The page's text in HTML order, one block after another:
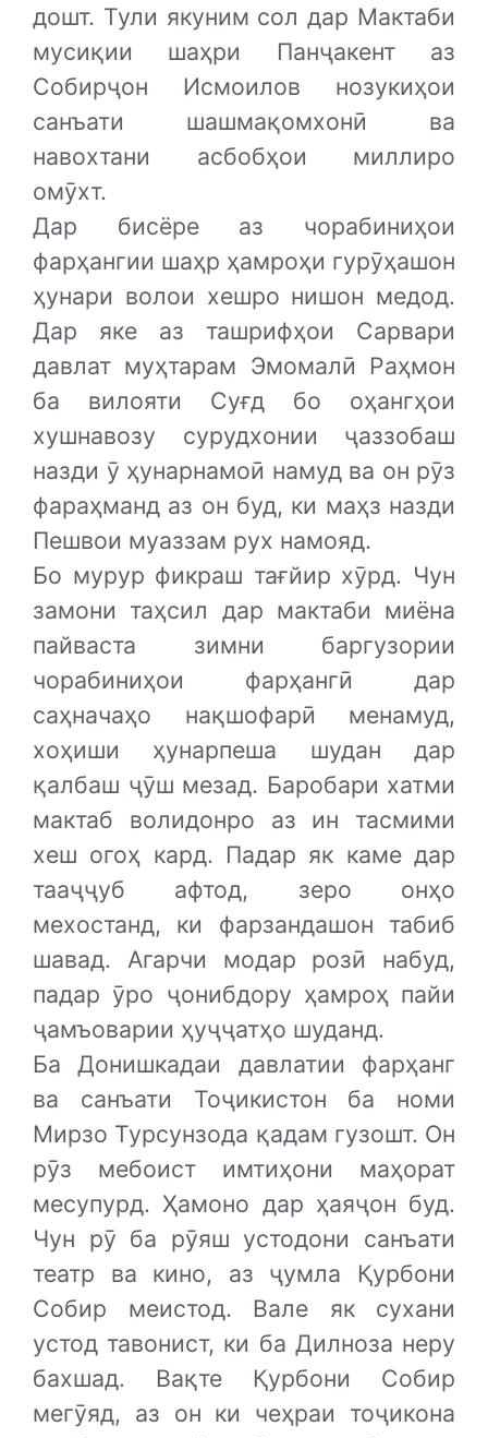
дошт. Тули якуним сол дар Мактаби
мусиқии шаҳри Панҷакент аз
Собирҷон Исмоилов нозукиҳои
санъати шашмақомхонӣ ва
навохтани асбобҳои миллиро
омӯхт.
Дар бисёре аз чорабиниҳои
фарҳангии шаҳр ҳамроҳи гурӯҳашон
ҳунари волои хешро нишон медод.
Дар яке аз ташрифҳои Сарвари
давлат муҳтарам Эмомалӣ Раҳмон
ба вилояти Суғд бо оҳангҳои
хушнавозу сурудхонии ҷаззобаш
назди ӯ ҳунарнамоӣ намуд ва он рӯз
фараҳманд аз он буд, ки маҳз назди
Пешвои муаззам рух намояд.
Бо мурур фикраш тағйир хӯрд. Чун
замони таҳсил дар мактаби миёна
пайваста зимни баргузории
чорабиниҳои фарҳангӣ дар
саҳначаҳо нақшофарӣ менамуд,
хоҳиши ҳунарпеша шудан дар
қалбаш ҷӯш мезад. Баробари хатми
мактаб волидонро аз ин тасмими
хеш огоҳ кард. Падар як каме дар
тааҷҷуб афтод, зеро онҳо
мехостанд, ки фарзандашон табиб
шавад. Агарчи модар розӣ набуд,
падар ӯро ҷонибдору ҳамроҳ пайи
ҷамъоварии ҳуҷҷатҳо шуданд.
Ба Донишкадаи давлатии фарҳанг
ва санъати Тоҷикистон ба номи
Мирзо Турсунзода қадам гузошт. Он
рӯз мебоист имтиҳони маҳорат
месупурд. Ҳамоно дар ҳаяҷон буд.
Чун рӯ ба рӯяш устодони санъати
театр ва кино, аз ҷумла Қурбони
Собир меистод. Вале як сухани
устод тавонист, ки ба Дилноза неру
бахшад. Вақте Қурбони Собир
мегӯяд, аз он ки чеҳраи тоҷикона